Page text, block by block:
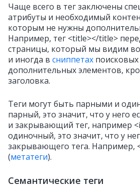
Чаще всего в тег заключены
атрибуты и необходимый
которым не нужны
Например, тег <title></title>
страницы, который мы видим во
и иногда в сниппетах
дополнительных элементов,
заголовка.
Теги могут быть парными и
парный, это значит, что у него
и закрывающий тег, например
одиночный, это значит, что у
закрывающего тега. Например,
(метатеги).
Семантические теги